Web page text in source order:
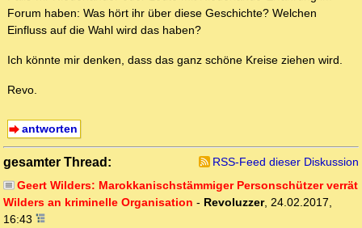
Forum haben: Was hört ihr über diese Geschichte? Welchen
Einfluss auf die Wahl wird das haben?
Ich könnte mir denken, dass das ganz schöne Kreise ziehen wird.
Revo.
antworten
gesamter Thread:
RSS-Feed dieser Diskussion
Geert Wilders: Marokkanischstämmiger Personschützer verrät
Wilders an kriminelle Organisation - Revoluzzer, 24.02.2017,
16:43